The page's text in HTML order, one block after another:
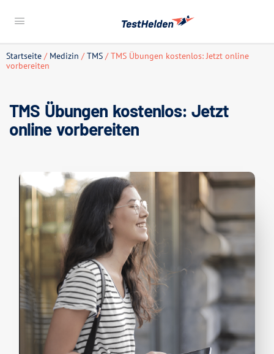
Startseite / Medizin /TMS / TMS Übungen kostenlos: Jetzt online
vorbereiten
TMS Übungen kostenlos: Jetzt
online vorbereiten